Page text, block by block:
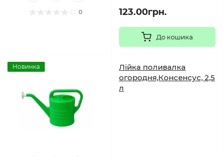
0 123.00грн.
До кошика
Новинка
Лійка поливалка
огородня,Консенсус, 2,5
л